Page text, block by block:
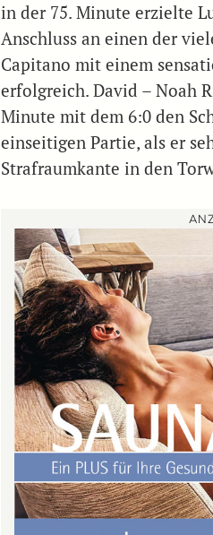
in der 75. Minute erzielte
Anschluss an einen der
Capitano mit einem
erfolgreich. David – Noah
Minute mit dem 6:0 den
einseitigen Partie, als er
Strafraumkante in den